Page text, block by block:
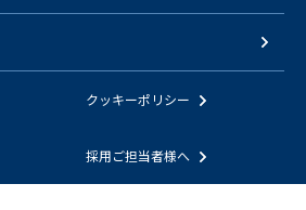
クッキーポリシー
採用ご担当者様へ